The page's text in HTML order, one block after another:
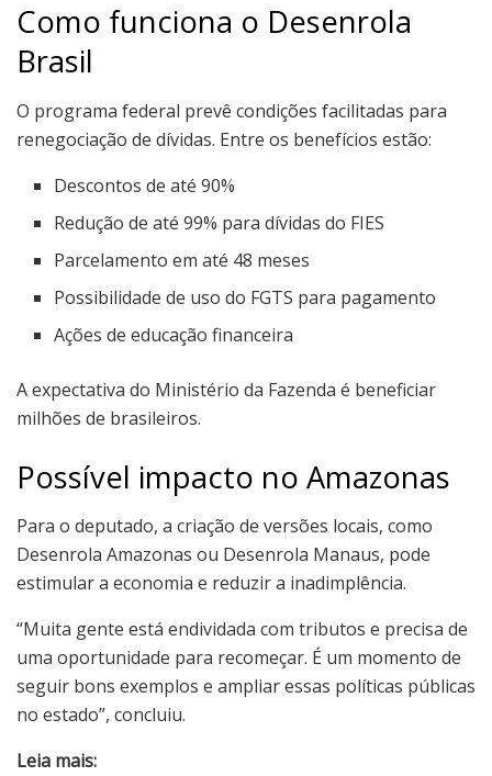
Como funciona o Desenrola
Brasil
O programa federal prevê condições facilitadas para
renegociação de dívidas. Entre os benefícios estão:
Descontos de até 90%
Redução de até 99% para dívidas do FIES
Parcelamento em até 48 meses
Possibilidade de uso do FGTS para pagamento
Ações de educação financeira
A expectativa do Ministério da Fazenda é beneficiar
milhões de brasileiros.
Possível impacto no Amazonas
Para o deputado, a criação de versões locais, como
Desenrola Amazonas ou Desenrola Manaus, pode
estimular a economia e reduzir a inadimplência.
“Muita gente está endividada com tributos e precisa de
uma oportunidade para recomeçar. É um momento de
seguir bons exemplos e ampliar essas políticas públicas
no estado”, concluiu.
Leia mais: